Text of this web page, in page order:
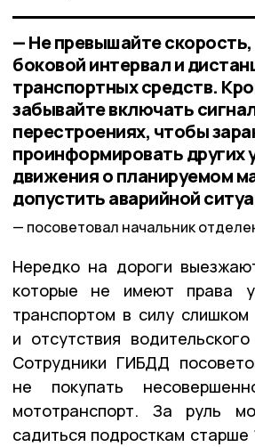
— Не превышайте
боковой интервал и
транспортных средств.
забывайте включать
перестроениях, чтобы
проинформировать других
движения о планируемом
допустить аварийной
посоветовал начальник
Нередко на дороги
которые не имеют права
транспортом в силу
и отсутствия
Сотрудники ГИБДД
не покупать
мототранспорт. За руль
садиться подросткам